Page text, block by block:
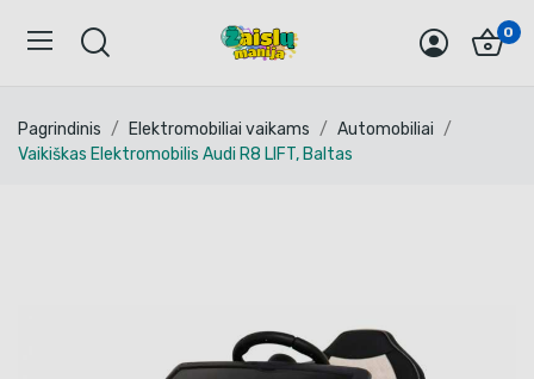
0
Pagrindinis Elektromobiliai vaikams
Automobiliai
Vaikiškas Elektromobilis Audi R8 LIFT, Baltas